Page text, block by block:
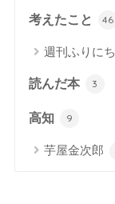
考えたこと 46
週刊ふりにち
読んだ本 3
高知 9
芋屋金次郎